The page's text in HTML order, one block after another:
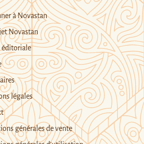
à Novastan
Novastan
éditoriale
légales
générales de vente